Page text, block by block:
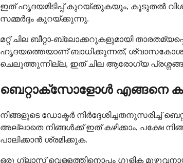
ഇത് ഹൃദയമിടിപ്പ് കുറയ്ക്കുകയും, കൂടുതൽ
സമ്മർദ്ദം കുറയ്ക്കുന്നു.
മറ്റ് ചില ബീറ്റാ-ബ്ലോക്കറുകളുമായി
ഹൃദയത്തെയാണ് ബാധിക്കുന്നത്, ശ്വാസകോശം
ചെലുത്തുന്നില്ല, ഇത് ചില ആരോഗ്യ
ബെറ്റാക്സോളോൾ എങ്ങനെ
നിങ്ങളുടെ ഡോക്ടർ
അല്ലാതെ നിങ്ങൾക്ക് ഇത് കഴിക്കാം, പക്ഷേ
പാലിക്കാൻ ശ്രമിക്കുക.
ഒരു ഗ്ലാസ് വെള്ളത്തിനൊപ്പം ഗുളിക